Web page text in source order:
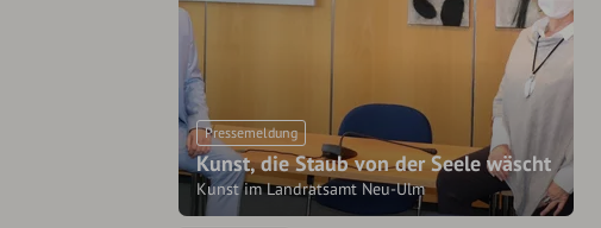
Pressemeldung
Kunst, die Staub von der Seele wäscht
Kunst im Landratsamt Neu-Ulm